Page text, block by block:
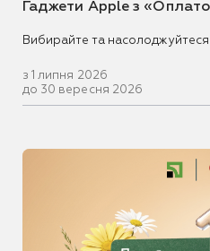
Гаджети Apple з
Вибирайте та
з 1 липня 2026
до 30 вересня 2026